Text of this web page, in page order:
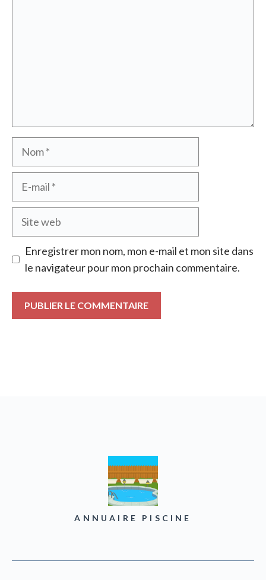
Nom
Site
Enregistrer mon nom, mon e-mail et mon site dans
le navigateur pour mon prochain commentaire.
ANNUAIRE PISCINE